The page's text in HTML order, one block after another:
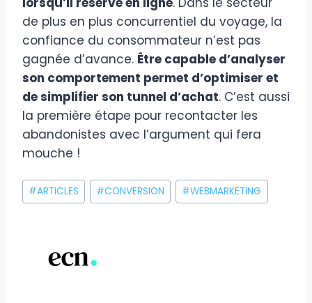
de plus en plus concurrentiel du voyage, la
confiance du consommateur n’est pas
gagnée d’avance. Être capable d’analyser
son comportement permet d’optimiser et
de simplifier son tunnel d’achat. C’est aussi
la première étape pour recontacter les
abandonistes avec l’argument qui fera
mouche !
Étiquettes
de
#ARTICLES #CONVERSION #WEBMARKETING